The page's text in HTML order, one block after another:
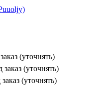
(уточнять)
заказ (уточнять)
(уточнять)